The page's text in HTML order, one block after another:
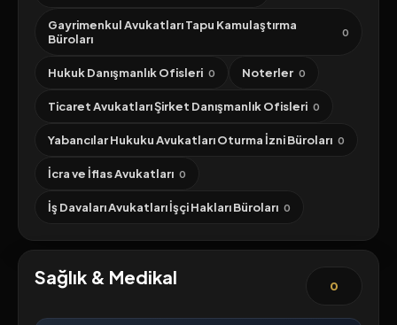
Gayrimenkul Avukatları Tapu Kamulaştırma
Büroları
0
Hukuk Danışmanlık Ofisleri 0 Noterler 0
Ticaret Avukatları Şirket Danışmanlık Ofisleri 0
Yabancılar Hukuku Avukatları Oturma İzni Büroları 0
İcra ve İflas Avukatları 0
İş Davaları Avukatları İşçi Hakları Büroları 0
Sağlık & Medikal 0